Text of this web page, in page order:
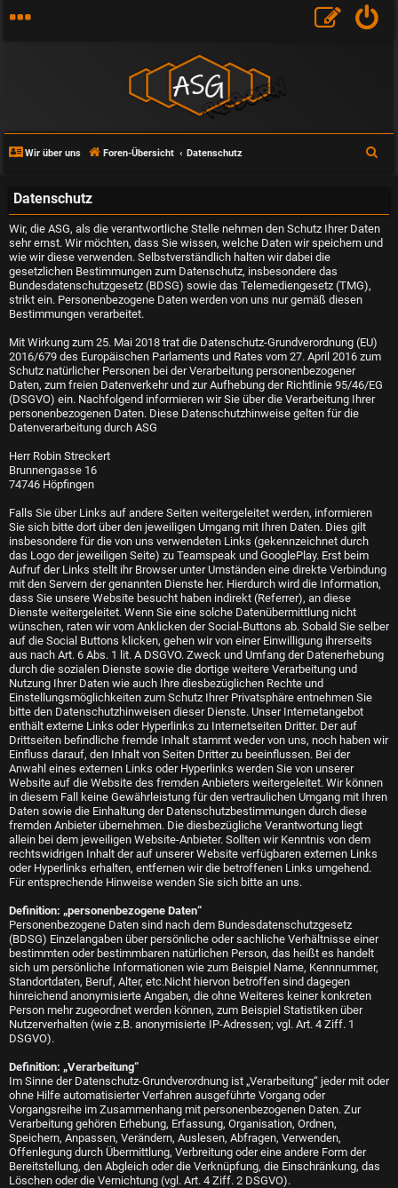
Wir über uns Foren-Übersicht Datenschutz
h
e
Datenschutz
Wir, die ASG, als die verantwortliche Stelle nehmen den Schutz Ihrer Daten
sehr ernst. Wir möchten, dass Sie wissen, welche Daten wir speichern und
wie wir diese verwenden. Selbstverständlich halten wir dabei die
gesetzlichen Bestimmungen zum Datenschutz, insbesondere das
Bundesdatenschutzgesetz (BDSG) sowie das Telemediengesetz (TMG),
strikt ein. Personenbezogene Daten werden von uns nur gemäß diesen
Bestimmungen verarbeitet.
Mit Wirkung zum 25. Mai 2018 trat die Datenschutz-Grundverordnung (EU)
2016/679 des Europäischen Parlaments und Rates vom 27. April 2016 zum
Schutz natürlicher Personen bei der Verarbeitung personenbezogener
Daten, zum freien Datenverkehr und zur Aufhebung der Richtlinie 95/46/EG
(DSGVO) ein. Nachfolgend informieren wir Sie über die Verarbeitung Ihrer
personenbezogenen Daten. Diese Datenschutzhinweise gelten für die
Datenverarbeitung durch ASG
Herr Robin Streckert
Brunnengasse 16
74746 Höpfingen
Falls Sie über Links auf andere Seiten weitergeleitet werden, informieren
Sie sich bitte dort über den jeweiligen Umgang mit Ihren Daten. Dies gilt
insbesondere für die von uns verwendeten Links (gekennzeichnet durch
das Logo der jeweiligen Seite) zu Teamspeak und GooglePlay. Erst beim
Aufruf der Links stellt ihr Browser unter Umständen eine direkte Verbindung
mit den Servern der genannten Dienste her. Hierdurch wird die Information,
dass Sie unsere Website besucht haben indirekt (Referrer), an diese
Dienste weitergeleitet. Wenn Sie eine solche Datenübermittlung nicht
wünschen, raten wir vom Anklicken der Social-Buttons ab. Sobald Sie selber
auf die Social Buttons klicken, gehen wir von einer Einwilligung ihrerseits
aus nach Art. 6 Abs. 1 lit. A DSGVO. Zweck und Umfang der Datenerhebung
durch die sozialen Dienste sowie die dortige weitere Verarbeitung und
Nutzung Ihrer Daten wie auch Ihre diesbezüglichen Rechte und
Einstellungsmöglichkeiten zum Schutz Ihrer Privatsphäre entnehmen Sie
bitte den Datenschutzhinweisen dieser Dienste. Unser Internetangebot
enthält externe Links oder Hyperlinks zu Internetseiten Dritter. Der auf
Drittseiten befindliche fremde Inhalt stammt weder von uns, noch haben wir
Einfluss darauf, den Inhalt von Seiten Dritter zu beeinflussen. Bei der
Anwahl eines externen Links oder Hyperlinks werden Sie von unserer
Website auf die Website des fremden Anbieters weitergeleitet. Wir können
in diesem Fall keine Gewährleistung für den vertraulichen Umgang mit Ihren
Daten sowie die Einhaltung der Datenschutzbestimmungen durch diese
fremden Anbieter übernehmen. Die diesbezügliche Verantwortung liegt
allein bei dem jeweiligen Website-Anbieter. Sollten wir Kenntnis von dem
rechtswidrigen Inhalt der auf unserer Website verfügbaren externen Links
oder Hyperlinks erhalten, entfernen wir die betroffenen Links umgehend.
Für entsprechende Hinweise wenden Sie sich bitte an uns.
Definition: „personenbezogene Daten“
Personenbezogene Daten sind nach dem Bundesdatenschutzgesetz
(BDSG) Einzelangaben über persönliche oder sachliche Verhältnisse einer
bestimmten oder bestimmbaren natürlichen Person, das heißt es handelt
sich um persönliche Informationen wie zum Beispiel Name, Kennnummer,
Standortdaten, Beruf, Alter, etc.Nicht hiervon betroffen sind dagegen
hinreichend anonymisierte Angaben, die ohne Weiteres keiner konkreten
Person mehr zugeordnet werden können, zum Beispiel Statistiken über
Nutzerverhalten (wie z.B. anonymisierte IP-Adressen; vgl. Art. 4 Ziff. 1
DSGVO).
Definition: „Verarbeitung“
Im Sinne der Datenschutz-Grundverordnung ist „Verarbeitung“ jeder mit oder
ohne Hilfe automatisierter Verfahren ausgeführte Vorgang oder
Vorgangsreihe im Zusammenhang mit personenbezogenen Daten. Zur
Verarbeitung gehören Erhebung, Erfassung, Organisation, Ordnen,
Speichern, Anpassen, Verändern, Auslesen, Abfragen, Verwenden,
Offenlegung durch Übermittlung, Verbreitung oder eine andere Form der
Bereitstellung, den Abgleich oder die Verknüpfung, die Einschränkung, das
Löschen oder die Vernichtung (vgl. Art. 4 Ziff. 2 DSGVO).